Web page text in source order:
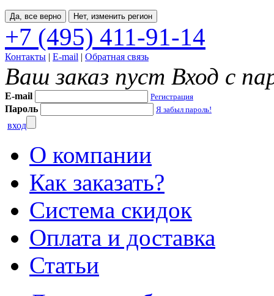
Да, все верно Нет, изменить регион
+7 (495) 411-91-14
Контакты | E-mail | Обратная связь
Ваш заказ пуст Вход с
E-mail Регистрация
Пароль Я забыл пароль!
вход
О компании
Как заказать?
Система скидок
Оплата и доставка
Статьи